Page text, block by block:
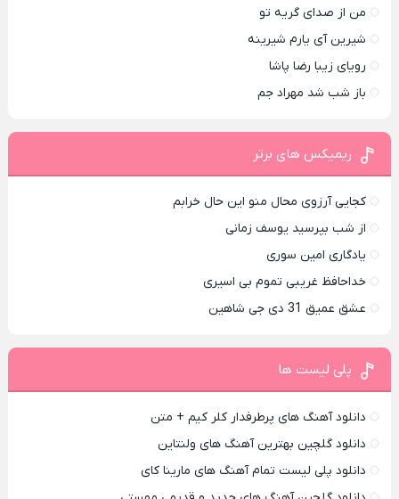
من از صدای گريه تو
شیرین آی یارم شیرینه
رویای زیبا رضا پاشا
باز شب شد مهراد جم
ریمیکس های برتر
کجایی آرزوی محال منو این حال خرابم
از شب بپرسید یوسف زمانی
یادگاری امین سوری
خداحافظ غریبی تموم بی اسیری
عشق عمیق 31 دی جی شاهین
پلی لیست ها
دانلود آهنگ های پرطرفدار کلر کیم + متن
دانلود گلچین بهترین آهنگ های ولنتاین
دانلود پلی لیست تمام آهنگ های مارینا کای